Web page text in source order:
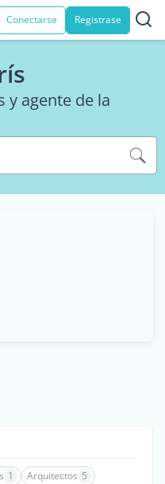
Conectarse Registrase
agente de la
1 Arquitectos 5